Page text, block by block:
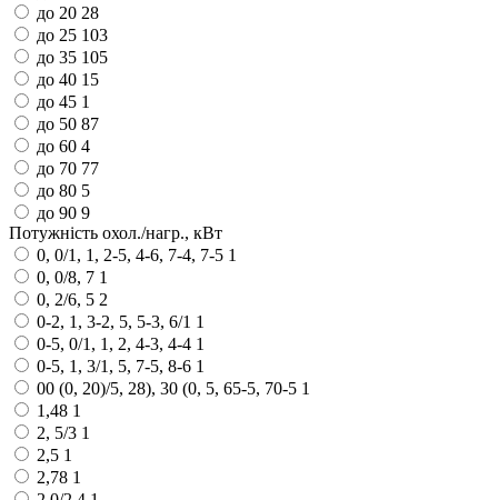
до 20 28
до 25 103
до 35 105
до 40 15
до 45 1
до 50 87
до 60 4
до 70 77
до 80 5
до 90 9
Потужність охол./нагр., кВт
0, 0/1, 1, 2-5, 4-6, 7-4, 7-5 1
0, 0/8, 7 1
0, 2/6, 5 2
0-2, 1, 3-2, 5, 5-3, 6/1 1
0-5, 0/1, 1, 2, 4-3, 4-4 1
0-5, 1, 3/1, 5, 7-5, 8-6 1
00 (0, 20)/5, 28), 30 (0, 5, 65-5, 70-5 1
1,48 1
2, 5/3 1
2,5 1
2,78 1